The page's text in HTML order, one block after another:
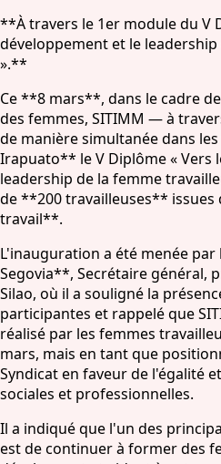
**À travers le 1er module du V
développement et le
».**
Ce **8 mars**, dans le cadre
des femmes, SITIMM — à
de manière simultanée dans
Irapuato** le V Diplôme « Vers
leadership de la femme
de **200 travailleuses**
travail**.
L'inauguration a été menée
Segovia**, Secrétaire général,
Silao, où il a souligné la
participantes et rappelé que
réalisé par les femmes
mars, mais en tant que
Syndicat en faveur de l'égalité
sociales et professionnelles.
Il a indiqué que l'un des
est de continuer à former des